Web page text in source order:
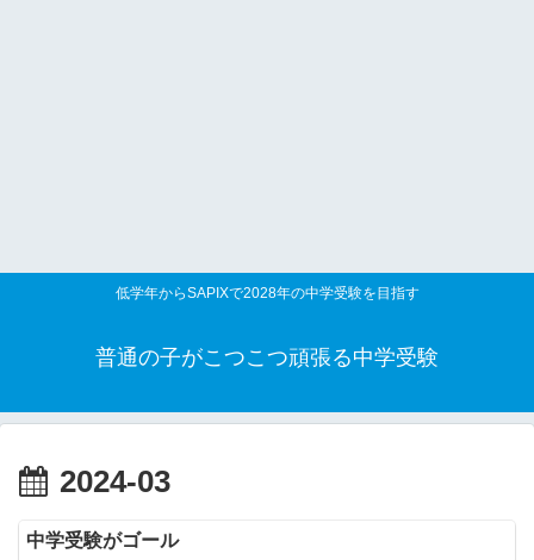
低学年からSAPIXで2028年の中学受験を目指す
普通の子がこつこつ頑張る中学受験
2024-03
中学受験がゴール